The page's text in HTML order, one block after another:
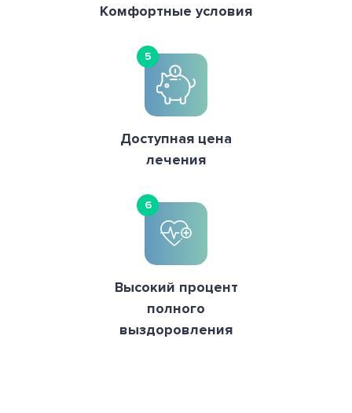
Комфортные условия
5
Доступная цена
лечения
6
Высокий процент
полного
выздоровления